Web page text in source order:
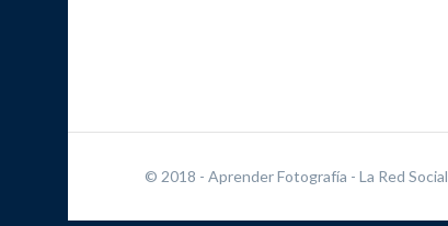
© 2018 - Aprender Fotografía - La Red Social